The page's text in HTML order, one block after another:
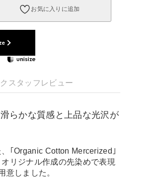
お気に入りに追加
スタッフレビュー
らかな質感と上品な光沢が
｢Organic Cotton Mercerized｣
リジナル作成の先染めで表現
意しました。